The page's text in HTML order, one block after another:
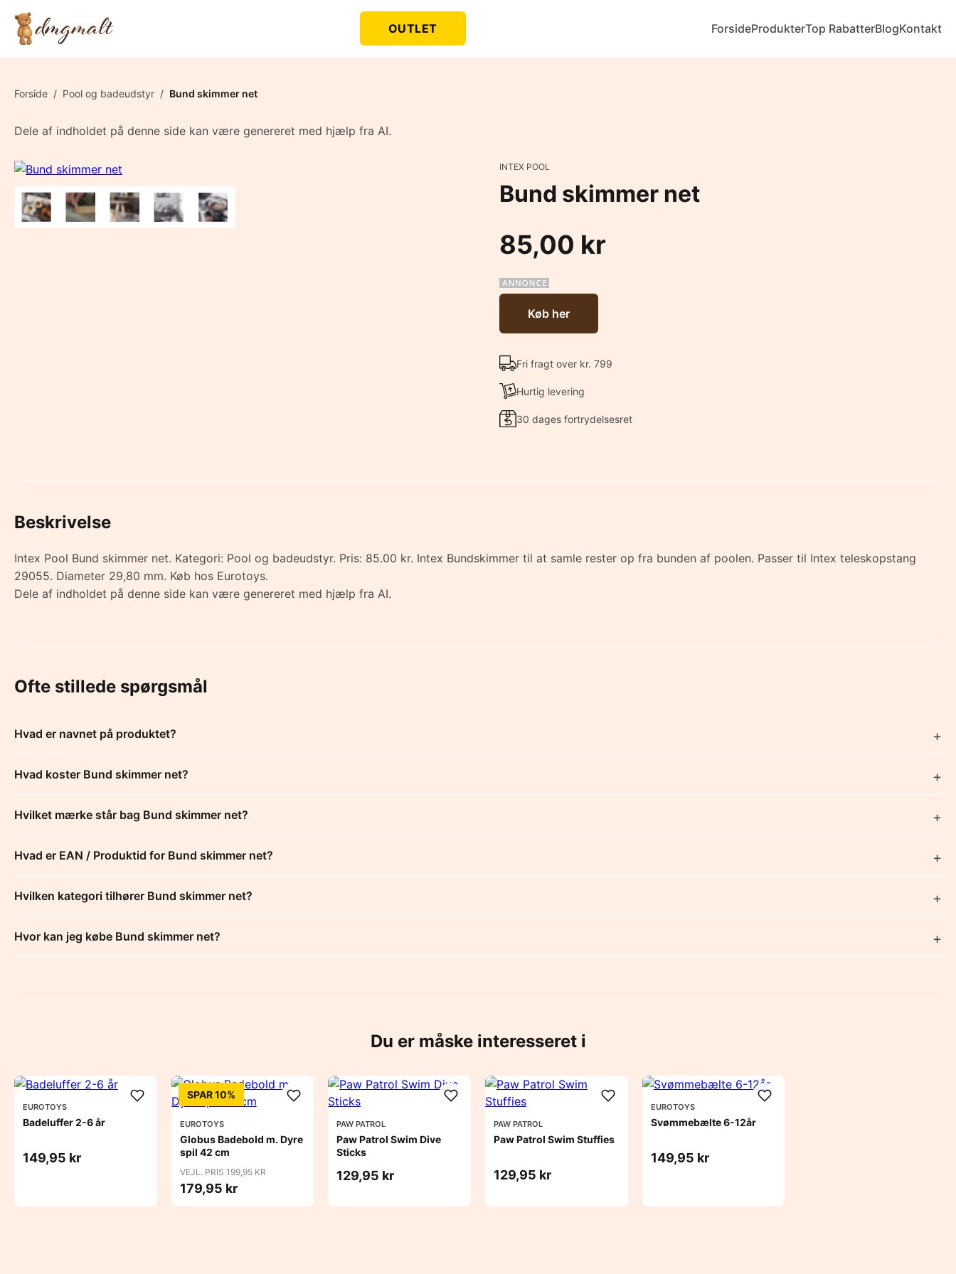
OUTLET ForsideProdukterTop RabatterBlogKontakt
Forside / Pool og badeudstyr / Bund skimmer net
Dele af indholdet på denne side kan være genereret med hjælp fra AI.
INTEX POOL
Bund skimmer net
85,00 kr
Køb her
Fri fragt over kr. 799
Hurtig levering
30 dages fortrydelsesret
Beskrivelse
Intex Pool Bund skimmer net. Kategori: Pool og badeudstyr. Pris: 85.00 kr. Intex Bundskimmer til at samle rester op fra bunden af poolen. Passer til Intex teleskopstang
29055. Diameter 29,80 mm. Køb hos Eurotoys.
Dele af indholdet på denne side kan være genereret med hjælp fra AI.
Ofte stillede spørgsmål
Hvad er navnet på produktet?
Hvad koster Bund skimmer net?
Hvilket mærke står bag Bund skimmer net?
Hvad er EAN / Produktid for Bund skimmer net?
Hvilken kategori tilhører Bund skimmer net?
Hvor kan jeg købe Bund skimmer net?
Du er måske interesseret i
EUROTOYS
Badeluffer 2-6 år
149,95 kr
SPAR 10%
EUROTOYS
Globus Badebold m. Dyre
spil 42 cm
VEJL. PRIS 199,95 KR
179,95 kr
PAW PATROL
Paw Patrol Swim Dive
Sticks
129,95 kr
PAW PATROL
Paw Patrol Swim Stuffies
129,95 kr
EUROTOYS
Svømmebælte 6-12år
149,95 kr